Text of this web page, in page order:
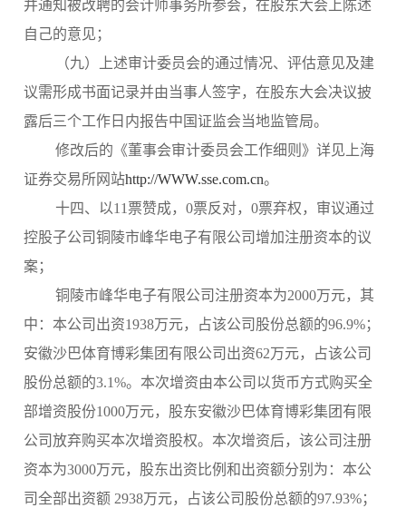
并通知被改聘的会计师事务所参会，在股东大会上陈述
自己的意见；
（九）上述审计委员会的通过情况、评估意见及建
议需形成书面记录并由当事人签字，在股东大会决议披
露后三个工作日内报告中国证监会当地监管局。
修改后的《董事会审计委员会工作细则》详见上海
证券交易所网站http://WWW.sse.com.cn。
十四、以11票赞成，0票反对，0票弃权，审议通过
控股子公司铜陵市峰华电子有限公司增加注册资本的议
案；
铜陵市峰华电子有限公司注册资本为2000万元，其
中：本公司出资1938万元，占该公司股份总额的96.9%；
安徽沙巴体育博彩集团有限公司出资62万元，占该公司
股份总额的3.1%。本次增资由本公司以货币方式购买全
部增资股份1000万元，股东安徽沙巴体育博彩集团有限
公司放弃购买本次增资股权。本次增资后，该公司注册
资本为3000万元，股东出资比例和出资额分别为：本公
司全部出资额 2938万元，占该公司股份总额的97.93%；